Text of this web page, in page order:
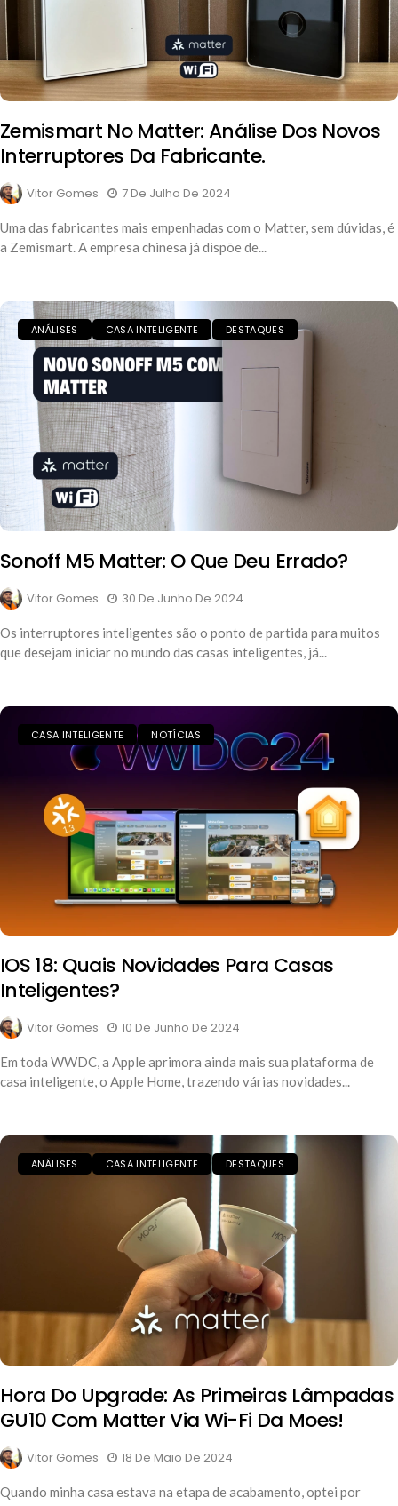
Zemismart No Matter: Análise Dos Novos
Interruptores Da Fabricante.
Vitor Gomes 7 De Julho De 2024
Uma das fabricantes mais empenhadas com o Matter, sem dúvidas, é
a Zemismart. A empresa chinesa já dispõe de...
ANÁLISES CASA INTELIGENTE DESTAQUES
Sonoff M5 Matter: O Que Deu Errado?
Vitor Gomes 30 De Junho De 2024
Os interruptores inteligentes são o ponto de partida para muitos
que desejam iniciar no mundo das casas inteligentes, já...
CASA INTELIGENTE NOTÍCIAS
IOS 18: Quais Novidades Para Casas
Inteligentes?
Vitor Gomes 10 De Junho De 2024
Em toda WWDC, a Apple aprimora ainda mais sua plataforma de
casa inteligente, o Apple Home, trazendo várias novidades...
ANÁLISES CASA INTELIGENTE DESTAQUES
Hora Do Upgrade: As Primeiras Lâmpadas
GU10 Com Matter Via Wi-Fi Da Moes!
Vitor Gomes 18 De Maio De 2024
Quando minha casa estava na etapa de acabamento, optei por